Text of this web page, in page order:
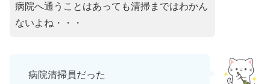
病院へ通うことはあっても清掃まではわかん
ないよね・・・
病院清掃員だった